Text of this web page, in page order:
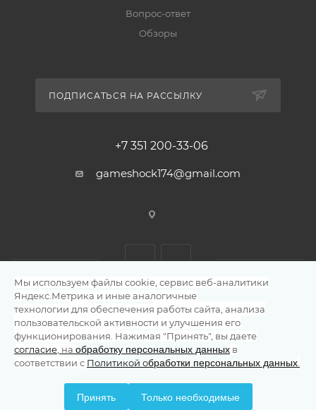
Вопрос-ответ
Обзоры
ПОДПИСАТЬСЯ НА РАССЫЛКУ
+7 351 200-33-06
gameshock174@gmail.com
2026 © Магазин видеоигр и гаджетов
Мы используем файлы cookie, сервис веб-аналитики
Яндекс.Метрика и иные аналогичные
технологии для обеспечения работы сайта, анализа
пользовательской активности и улучшения его
функционирования. Нажимая "Принять", вы даете
согласие , на обработку персональных данных в
соответствии с Политикой обработки персональных данных
Принять Только необходимые